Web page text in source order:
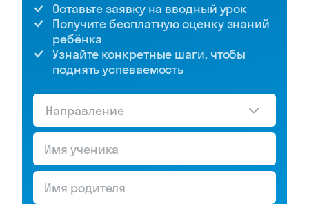
Оставьте заявку на вводный урок
Получите бесплатную оценку знаний
ребёнка
Узнайте конкретные шаги, чтобы
поднять успеваемость
Направление